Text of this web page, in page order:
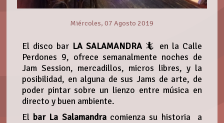
Miércoles, 07 Agosto 2019
El disco bar LA SALAMANDRA 🦎 en la Calle
Perdones 9, ofrece semanalmente noches de
Jam Session, mercadillos, micros libres, y la
posibilidad, en alguna de sus Jams de arte, de
poder pintar sobre un lienzo entre música en
directo y buen ambiente.
El bar La Salamandracomienza su historia a